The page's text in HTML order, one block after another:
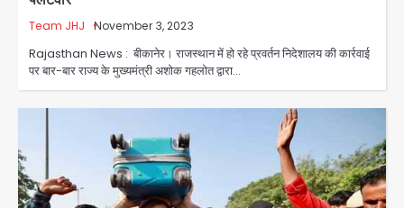
Team JHJ November 3, 2023
Rajasthan News : बीकानेर। राजस्थान में हो रहे प्रवर्तन निदेशालय की कार्रवाई
पर बार-बार राज्य के मुख्यमंत्री अशोक गहलोत द्वारा…
2
Rahul Gandhi’s Prayagraj
speech: युवाओं को ‘दर्द, डेटा, दौलत’ का
संदेश, बीजेपी का वार
Avinash Kumar